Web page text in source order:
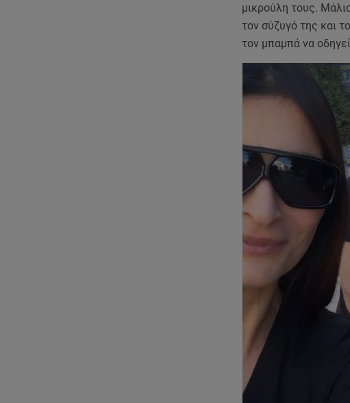
μικρούλη τους.
τον σύζυγό της και
τον μπαμπά να